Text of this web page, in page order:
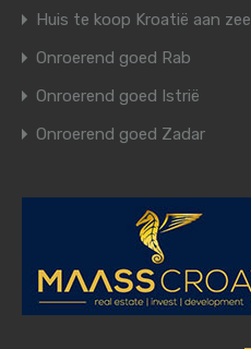
Huis te koop Kroatië aan zee
Onroerend goed Rab
Onroerend goed Istrië
Onroerend goed Zadar